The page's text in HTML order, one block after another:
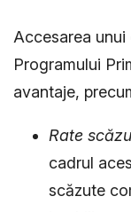
Accesarea
Programului
avantaje,
Rate
cadrul
scăzute